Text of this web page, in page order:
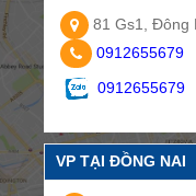
81 Gs1, Đông
0912655679
0912655679
VP TẠI ĐỒNG NAI